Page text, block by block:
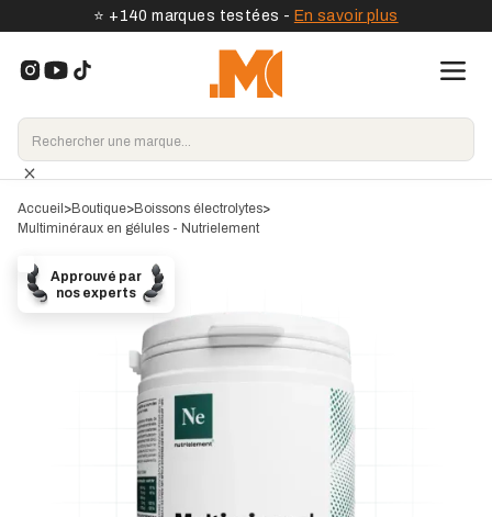
⭐️ +140 marques testées - En savoir plus
Accueil >Boutique>Boissons électrolytes>
Multiminéraux en gélules - Nutrielement
Approuvé par
nos experts